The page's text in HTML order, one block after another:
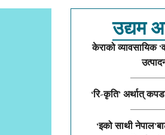
उद्यम
केराको व्यावसायिक
‘रि-कृति’ अर्थात्
‘इको साथी